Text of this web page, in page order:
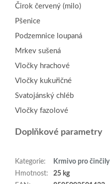
Čirok červený (milo)
Pšenice
Podzemnice loupaná
Mrkev sušená
Vločky hrachové
Vločky kukuřičné
Svatojánský chléb
Vločky fazolové
Doplňkové parametry
Kategorie:
Krmivo pro činčily
Hmotnost:
25 kg